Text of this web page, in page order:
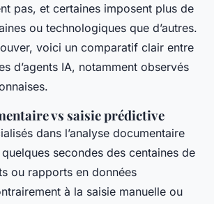
pas, et certaines imposent plus de
ou technologiques que d’autres.
voici un comparatif clair entre
d’agents IA, notamment observés
vs saisie prédictive
dans l’analyse documentaire
secondes des centaines de
ou rapports en données
à la saisie manuelle ou